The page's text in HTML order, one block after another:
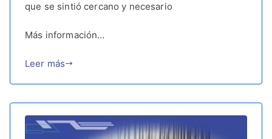
que se sintió cercano y necesario
Más información…
Leer más